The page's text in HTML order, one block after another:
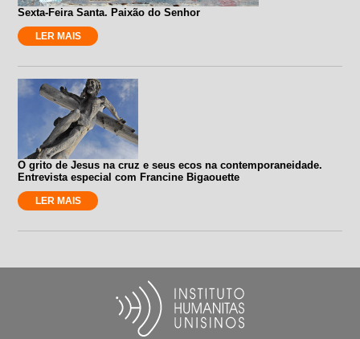
Sexta-Feira Santa. Paixão do Senhor
LER MAIS
O grito de Jesus na cruz e seus ecos na contemporaneidade.
Entrevista especial com Francine Bigaouette
LER MAIS